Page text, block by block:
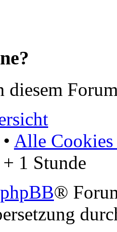
• Alle Cookies
1 Stunde
phpBB®